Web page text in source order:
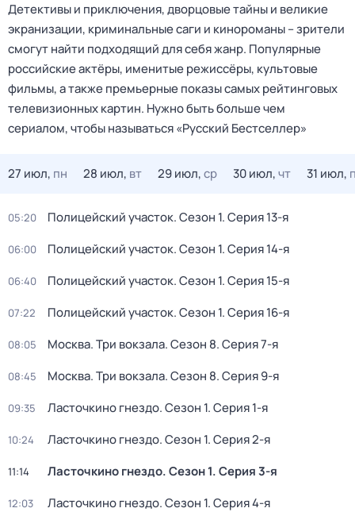
Детективы и приключения, дворцовые тайны и великие
экранизации, криминальные саги и кинороманы – зрители
смогут найти подходящий для себя жанр. Популярные
российские актёры, именитые режиссёры, культовые
фильмы, а также премьерные показы самых рейтинговых
телевизионных картин. Нужно быть больше чем
сериалом, чтобы называться «Русский Бестселлер»
27 июл, пн 28 июл, вт 29 июл,ср 30 июл,чт 31 июл,
05:20 Полицейский участок. Сезон 1. Серия 13-я
06:00 Полицейский участок. Сезон 1. Серия 14-я
06:40 Полицейский участок. Сезон 1. Серия 15-я
07:22 Полицейский участок. Сезон 1. Серия 16-я
08:05 Москва. Три вокзала. Сезон 8. Серия 7-я
08:45 Москва. Три вокзала. Сезон 8. Серия 9-я
09:35 Ласточкино гнездо. Сезон 1. Серия 1-я
10:24 Ласточкино гнездо. Сезон 1. Серия 2-я
11:14 Ласточкино гнездо. Сезон 1. Серия 3-я
12:03 Ласточкино гнездо. Сезон 1. Серия 4-я